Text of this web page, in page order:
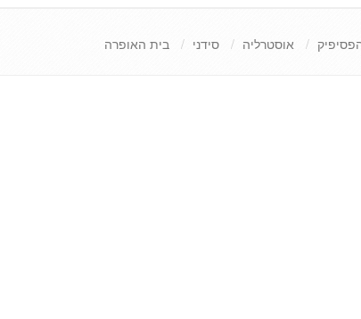
אוסטרליה סידני בית האופרה